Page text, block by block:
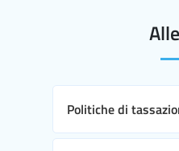
Politiche di